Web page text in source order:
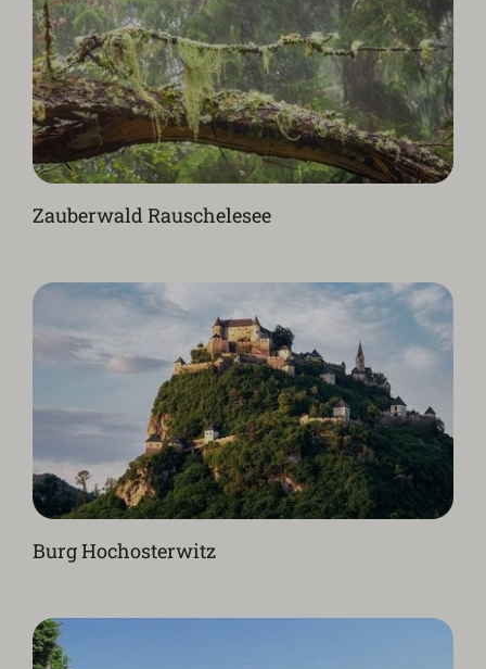
Zauberwald Rauschelesee
Burg Hochosterwitz